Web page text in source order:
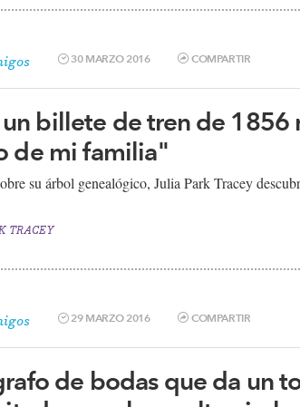
30 MARZO 2016 COMPARTIR
billete de tren de 1856
de mi familia"
su árbol genealógico, Julia Park Tracey
TRACEY
29 MARZO 2016 COMPARTIR
de bodas que da un